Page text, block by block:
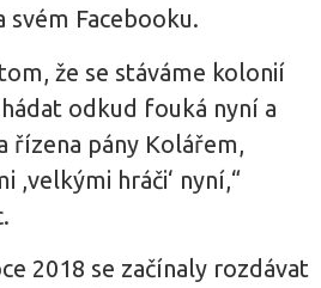
svém Facebooku.
že se stáváme kolonií
hádat odkud fouká nyní a
řízena pány Kolářem,
,velkými hráči‘ nyní,“
2018 se začínaly rozdávat